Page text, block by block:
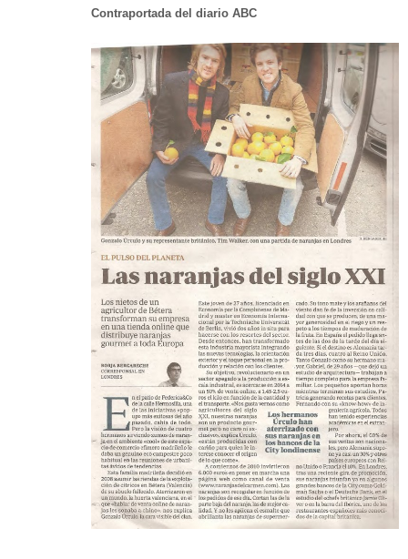
Contraportada del diario ABC